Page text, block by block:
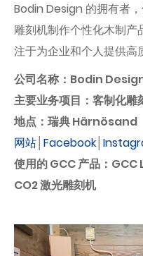
Bodin Design 的拥有者
雕刻机制作个性化木制
注于为企业和个人提供高
公司名称：Bodin
主要业务项目：客制化雕
地点：瑞典 Härnösand
网站 Facebook
使用的 GCC 产品：
CO2 激光雕刻机